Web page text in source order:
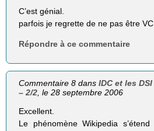
C’est génial.
parfois je regrette de ne pas être
Répondre à ce commentaire
Commentaire 8 dansIDC et les
– 2/2 , le 28 septembre 2006
Excellent.
Le phénomène Wikipedia